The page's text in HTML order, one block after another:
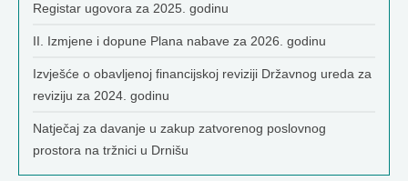
Registar ugovora za 2025. godinu
II. Izmjene i dopune Plana nabave za 2026. godinu
Izvješće o obavljenoj financijskoj reviziji Državnog ureda za
reviziju za 2024. godinu
Natječaj za davanje u zakup zatvorenog poslovnog
prostora na tržnici u Drnišu